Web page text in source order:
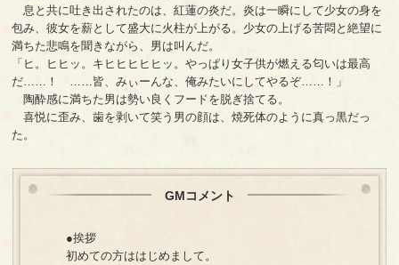
息と共に吐き出されたのは、紅蓮の炎だ。炎は一瞬にして少女の身を
包み、彼女を薪として盛大に火柱が上がる。少女の上げる苦悶と絶望に
満ちた悲鳴を聞きながら、男は叫んだ。
「ヒ。ヒヒッ。キヒヒヒヒヒッ。やっぱり女子供が燃える匂いは最高
だ……！ ……皆、みぃーんな、俺みたいにしてやるぞ……！」
陶酔感に満ちた男は勢い良くフードを脱ぎ捨てる。
喜悦に歪み、歯を剥いて笑う男の顔は、焼死体のように真っ黒だっ
た。
GMコメント
●挨拶
初めての方ははじめまして。